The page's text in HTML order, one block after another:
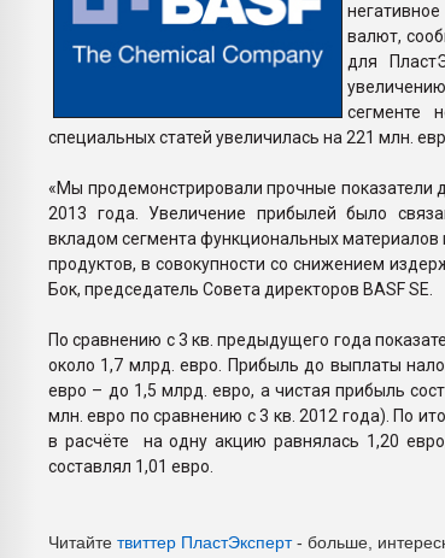
валют,
для
сегменте
специальных статей увеличилась на 221 млн.
«Мы продемонстрировали прочные показатели
2013 года. Увеличение прибылей было
вкладом сегмента функциональных
продуктов, в совокупности со снижением
Бок, председатель Совета директоров BASF SE.
По сравнению с 3 кв. предыдущего года
около 1,7 млрд. евро. Прибыль до выплаты
евро – до 1,5 млрд. евро, а чистая прибыль
млн. евро по сравнению с 3 кв. 2012 года). По
в расчёте на одну акцию равнялась 1,20
составлял 1,01 евро.
Читайте твиттер ПластЭксперт- больше,